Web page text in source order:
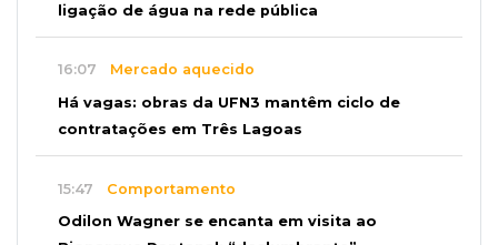
ligação de água na rede pública
16:07 Mercado aquecido
Há vagas: obras da UFN3 mantêm ciclo de
contratações em Três Lagoas
15:47 Comportamento
Odilon Wagner se encanta em visita ao